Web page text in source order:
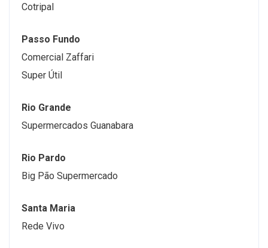
Cotripal
Passo Fundo
Comercial Zaffari
Super Útil
Rio Grande
Supermercados Guanabara
Rio Pardo
Big Pão Supermercado
Santa Maria
Rede Vivo